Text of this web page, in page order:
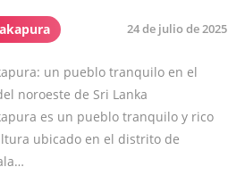
24 de julio de 2025
un pueblo tranquilo en el
noroeste de Sri Lanka
es un pueblo tranquilo y rico
ubicado en el distrito de